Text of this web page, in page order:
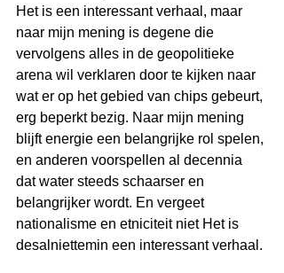
Het is een interessant verhaal, maar
naar mijn mening is degene die
vervolgens alles in de geopolitieke
arena wil verklaren door te kijken naar
wat er op het gebied van chips gebeurt,
erg beperkt bezig. Naar mijn mening
blijft energie een belangrijke rol spelen,
en anderen voorspellen al decennia
dat water steeds schaarser en
belangrijker wordt. En vergeet
nationalisme en etniciteit niet Het is
desalniettemin een interessant verhaal.